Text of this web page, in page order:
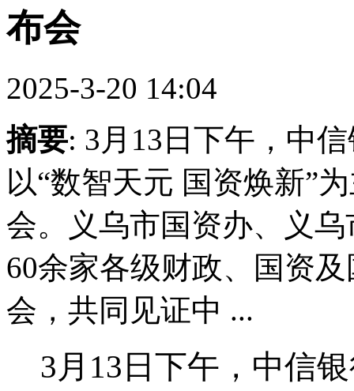
布会
2025-3-20 14:04
摘要: 3月13日下午，中
以“数智天元 国资焕新”
会。义乌市国资办、义
60余家各级财政、国资
会，共同见证中 ...
3月13日下午，中信